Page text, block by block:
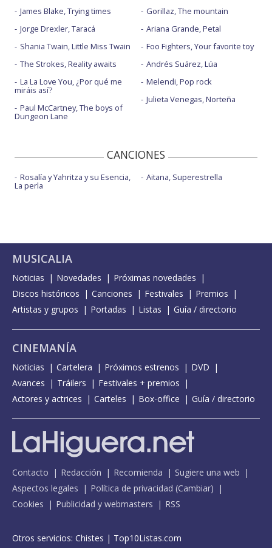
James Blake, Trying times
Jorge Drexler, Taracá
Shania Twain, Little Miss Twain
The Strokes, Reality awaits
La La Love You, ¿Por qué me
miráis así?
Paul McCartney, The boys of
Dungeon Lane
Gorillaz, The mountain
Ariana Grande, Petal
Foo Fighters, Your favorite toy
Andrés Suárez, Lúa
Melendi, Pop rock
Julieta Venegas, Norteña
CANCIONES
Rosalía y Yahritza y su Esencia,
La perla
Aitana, Superestrella
MUSICALIA
Noticias Novedades
Próximas novedades
Discos históricos
Canciones Festivales
Premios
Artistas y grupos
Portadas Listas Guía / directorio
CINEMANÍA
Noticias Cartelera Próximos estrenos
DVD
Avances
Tráilers
Festivales + premios
Actores y actrices
Carteles Box-office Guía / directorio
Contacto Redacción Recomienda
Sugiere una web
Aspectos legales
Política de privacidad (Cambiar)
Cookies
Publicidad y webmasters RSS
Otros servicios: Chistes | Top10Listas.com